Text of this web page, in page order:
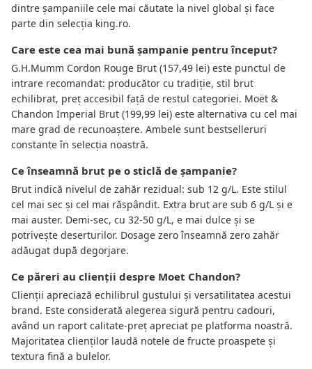
dintre șampaniile cele mai căutate la nivel global și face
parte din selecția king.ro.
Care este cea mai bună șampanie pentru început?
G.H.Mumm Cordon Rouge Brut (157,49 lei) este punctul de
intrare recomandat: producător cu tradiție, stil brut
echilibrat, preț accesibil față de restul categoriei. Moët &
Chandon Imperial Brut (199,99 lei) este alternativa cu cel mai
mare grad de recunoaștere. Ambele sunt bestselleruri
constante în selecția noastră.
Ce înseamnă brut pe o sticlă de șampanie?
Brut indică nivelul de zahăr rezidual: sub 12 g/L. Este stilul
cel mai sec și cel mai răspândit. Extra brut are sub 6 g/L și e
mai auster. Demi-sec, cu 32-50 g/L, e mai dulce și se
potrivește deserturilor. Dosage zero înseamnă zero zahăr
adăugat după degorjare.
Ce păreri au clienții despre Moet Chandon?
Clienții apreciază echilibrul gustului și versatilitatea acestui
brand. Este considerată alegerea sigură pentru cadouri,
având un raport calitate-preț apreciat pe platforma noastră.
Majoritatea clienților laudă notele de fructe proaspete și
textura fină a bulelor.